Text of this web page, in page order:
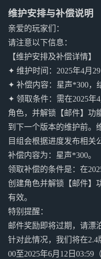
维护安排与补偿说明
亲爱的玩家们：
请注意以下信息：
【维护安排及补偿详情】
✦ 维护时间：2025年4月29
✦ 补偿内容：星声*300，
✦ 领取条件：需在2025年
角色，并解锁【邮件】功
到下一个版本的维护前。
目组会根据进度发布相关
补偿内容为：星声*300。
领取补偿的条件是：在
创建角色并解锁【邮件】
有效。
特别提醒：
邮件奖励即将过期，请漂
针对此情况，我们将在2.4
00至2025年6月12日03:59